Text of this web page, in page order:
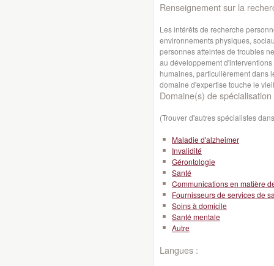
Renseignement sur la
Les intérêts de recherche
environnements physiques,
personnes atteintes de troubles
au développement
humaines, particulièrement dans
domaine d'expertise touche le
Domaine(s) de spécialisation
(Trouver d'autres spécialistes
Maladie d'alzheimer
Invalidité
Gérontologie
Santé
Communications en matière
Fournisseurs de services de
Soins à domicile
Santé mentale
Autre
Langues :